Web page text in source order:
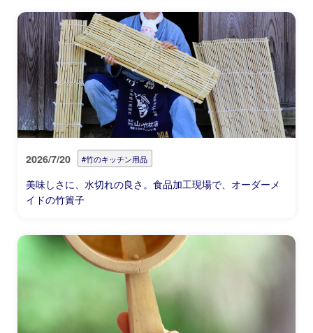
2026/7/20 #竹のキッチン用品
美味しさに、水切れの良さ。食品加工現場で、オーダーメ
イドの竹簀子